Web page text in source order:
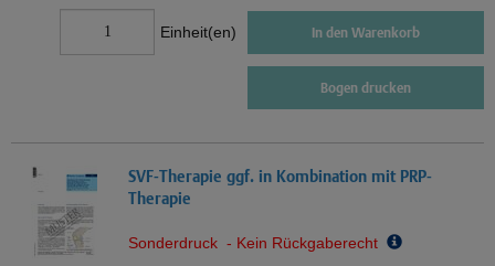
Einheit(en) In den Warenkorb
Bogen drucken
SVF-Therapie ggf. in Kombination mit PRP-
Therapie
Sonderdruck - Kein Rückgaberecht